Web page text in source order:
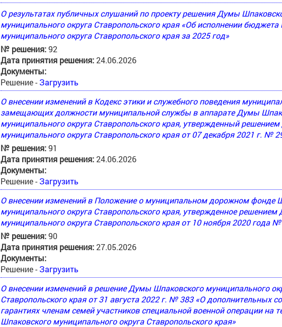
О результатах публичных слушаний по проекту решения Думы
муниципального округа Ставропольского края «Об исполнении
муниципального округа Ставропольского края за 2025 год»
№ решения:92
Дата принятия решения:24.06.2026
Документы:
Решение - Загрузить
О внесении изменений в Кодекс этики и служебного поведения
замещающих должности муниципальной службы в аппарате Думы
муниципального округа Ставропольского края, утвержденный
муниципального округа Ставропольского края от 07 декабря 2021 г. №
№ решения:91
Дата принятия решения:24.06.2026
Документы:
Решение - Загрузить
О внесении изменений в Положение о муниципальном дорожном фонде
муниципального округа Ставропольского края, утвержденное
муниципального округа Ставропольского края от 10 ноября 2020 года
№ решения:90
Дата принятия решения:27.05.2026
Документы:
Решение - Загрузить
О внесении изменений в решение Думы Шпаковского муниципального
Ставропольского края от 31 августа 2022 г. № 383 «О дополнительных
гарантиях членам семей участников специальной военной операции на
Шпаковского муниципального округа Ставропольского края»